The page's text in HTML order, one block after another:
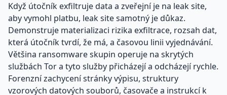
Když útočník exfiltruje data a zveřejní je na leak site,
aby vymohl platbu, leak site samotný je důkaz.
Demonstruje materializaci rizika exfiltrace, rozsah dat,
která útočník tvrdí, že má, a časovou linii vyjednávání.
Většina ransomware skupin operuje na skrytých
službách Tor a tyto služby přicházejí a odcházejí rychle.
Forenzní zachycení stránky výpisu, struktury
vzorových datových souborů, časovače a instrukcí k